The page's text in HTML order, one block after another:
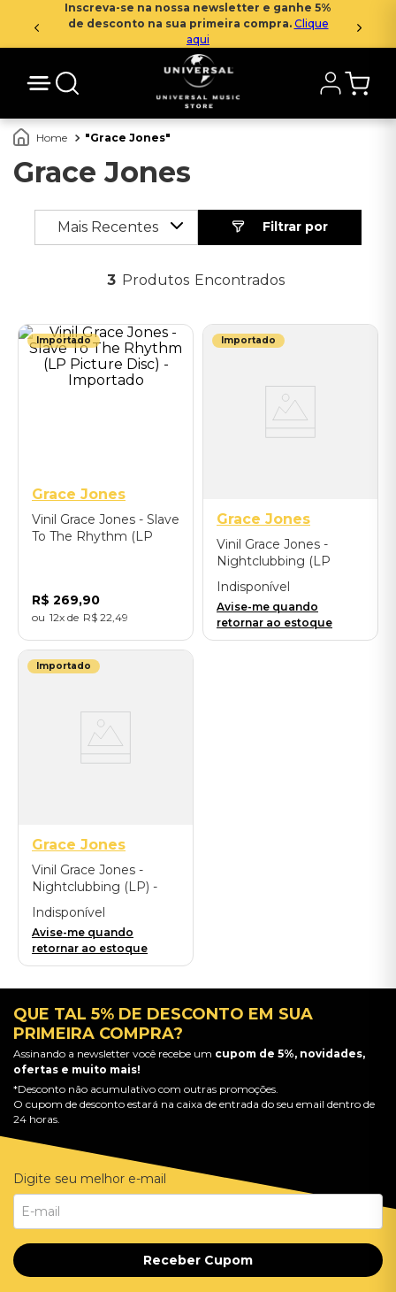
Inscreva-se na nossa newsletter e ganhe 5%
de desconto na sua primeira compra. Clique
aqui
Grace Jones
Grace Jones
Mais Recentes
3 Produtos
Importado
Grace Jones
Vinil Grace Jones - Slave
To The Rhythm (LP
R$ 269,90
12 R$ 22 49
Importado
Grace Jones
Vinil Grace Jones -
Nightclubbing (LP
International Version) -
Importado
Indisponível
Avise-me quando
retornar ao estoque
Importado
Grace Jones
Vinil Grace Jones -
Nightclubbing (LP) -
Importado
Indisponível
Avise-me quando
retornar ao estoque
QUE TAL 5% DE DESCONTO EM SUA
PRIMEIRA COMPRA?
Assinando a newsletter você recebe um cupom de 5%, novidades,
ofertas e muito mais!
*Desconto não acumulativo com outras promoções.
O cupom de desconto estará na caixa de entrada do seu email dentro de
24 horas.
Digite seu melhor e-mail
Receber Cupom